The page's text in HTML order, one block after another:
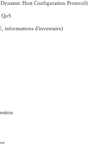
Host Configuration Protocol)
QoS
informations d'inventaire)